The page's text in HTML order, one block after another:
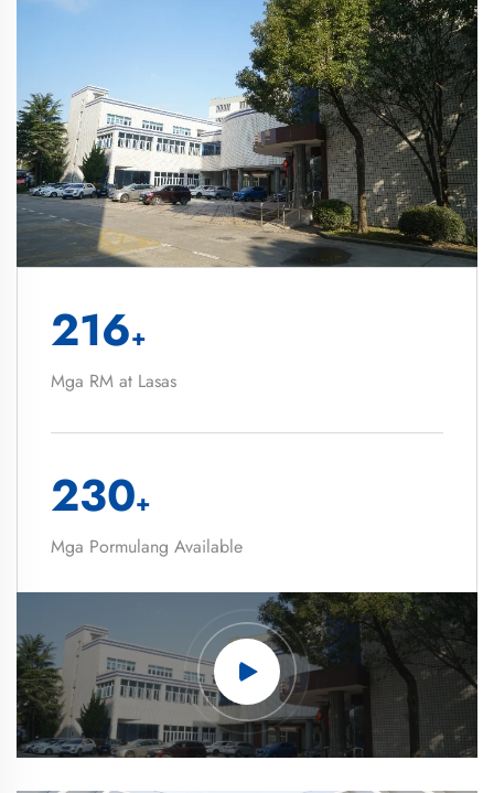
216+
Mga RM at Lasas
230+
Mga Pormulang Available